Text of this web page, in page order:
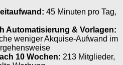
45 Minuten pro Tag,
Automatisierung & Vorlagen:
weniger Akquise-Aufwand im
10 Wochen: 213 Mitglieder,